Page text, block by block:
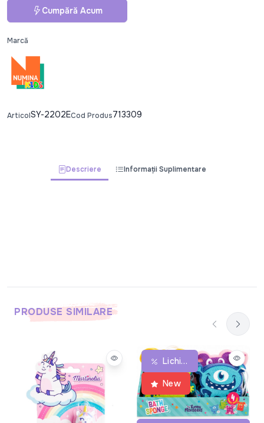
Cumpără Acum
Marcă
ArticolSY-2202ECod Produs713309
Descriere Informații Suplimentare
PRODUSE SIMILARE
Lichidare De Stoc
New